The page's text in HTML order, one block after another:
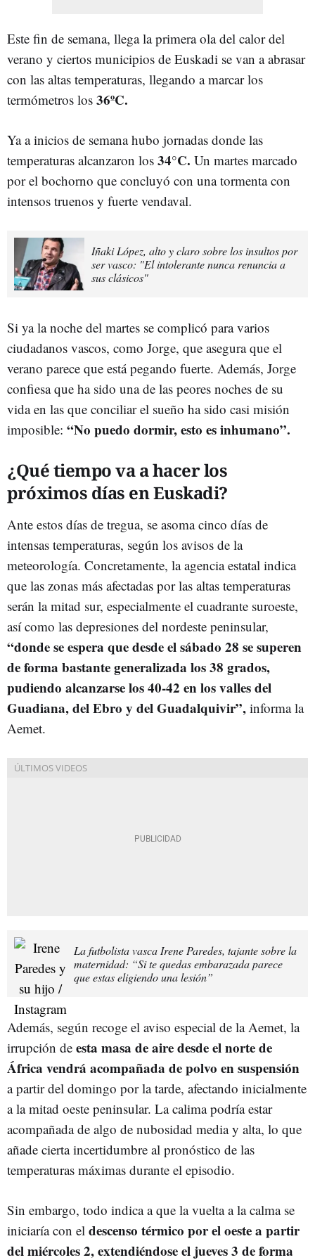
Este fin de semana, llega la primera ola del calor del
verano y ciertos municipios de Euskadi se van a abrasar
con las altas temperaturas, llegando a marcar los
termómetros los 36ºC.
Ya a inicios de semana hubo jornadas donde las
temperaturas alcanzaron los 34°C. Un martes marcado
por el bochorno que concluyó con una tormenta con
intensos truenos y fuerte vendaval.
Iñaki López, alto y claro sobre los insultos por
ser vasco: "El intolerante nunca renuncia a
sus clásicos"
Si ya la noche del martes se complicó para varios
ciudadanos vascos, como Jorge, que asegura que el
verano parece que está pegando fuerte. Además, Jorge
confiesa que ha sido una de las peores noches de su
vida en las que conciliar el sueño ha sido casi misión
imposible: “No puedo dormir, esto es inhumano”.
¿Qué tiempo va a hacer los
próximos días en Euskadi?
Ante estos días de tregua, se asoma cinco días de
intensas temperaturas, según los avisos de la
meteorología. Concretamente, la agencia estatal indica
que las zonas más afectadas por las altas temperaturas
serán la mitad sur, especialmente el cuadrante suroeste,
así como las depresiones del nordeste peninsular,
“donde se espera que desde el sábado 28 se superen
de forma bastante generalizada los 38 grados,
pudiendo alcanzarse los 40-42 en los valles del
Guadiana, del Ebro y del Guadalquivir”, informa la
Aemet.
La futbolista vasca Irene Paredes, tajante sobre la
maternidad: “Si te quedas embarazada parece
que estas eligiendo una lesión”
Además, según recoge el aviso especial de la Aemet, la
irrupción de esta masa de aire desde el norte de
África vendrá acompañada de polvo en suspensión
a partir del domingo por la tarde, afectando inicialmente
a la mitad oeste peninsular. La calima podría estar
acompañada de algo de nubosidad media y alta, lo que
añade cierta incertidumbre al pronóstico de las
temperaturas máximas durante el episodio.
Sin embargo, todo indica a que la vuelta a la calma se
iniciaría con el descenso térmico por el oeste a partir
del miércoles 2, extendiéndose el jueves 3 de forma